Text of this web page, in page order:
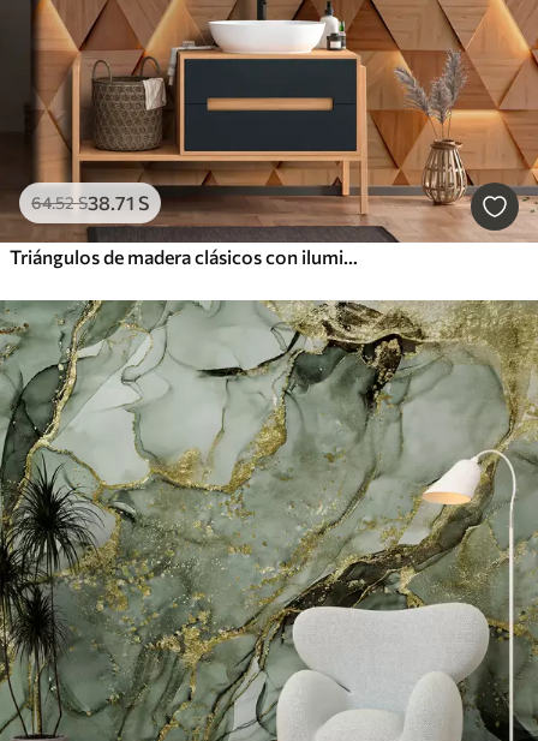
64.52S38.71 S
Triángulos de madera clásicos con iluminación 3D